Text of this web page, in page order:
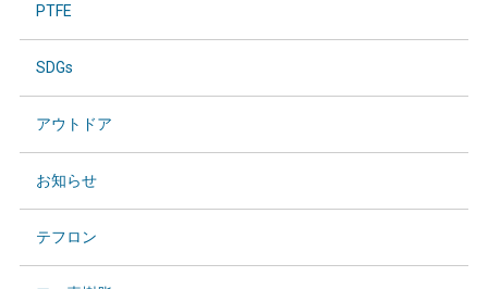
PTFE
SDGs
アウトドア
お知らせ
テフロン